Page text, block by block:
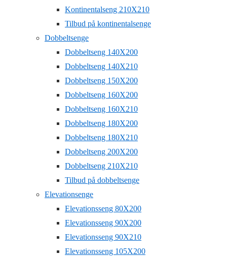
Kontinentalseng 210X210
Tilbud på kontinentalsenge
Dobbeltsenge
Dobbeltseng 140X200
Dobbeltseng 140X210
Dobbeltseng 150X200
Dobbeltseng 160X200
Dobbeltseng 160X210
Dobbeltseng 180X200
Dobbeltseng 180X210
Dobbeltseng 200X200
Dobbeltseng 210X210
Tilbud på dobbeltsenge
Elevationsenge
Elevationsseng 80X200
Elevationsseng 90X200
Elevationsseng 90X210
Elevationsseng 105X200